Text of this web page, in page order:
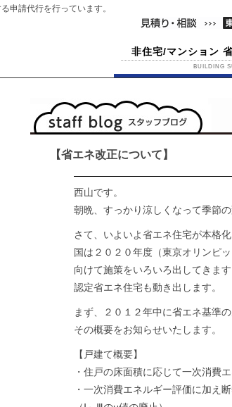
申請代行を行っています。
非住宅/マンション
BUILDING
【省エネ改正について】
西山です。
朝晩、すっかり涼しくなって季節の
さて、いよいよ省エネ住宅が本格化
国は２０２０年度（東京オリンピ
向けて施策をいろいろ出してきま
認定省エネ住宅も動き出します。
まず、２０１２年中に省エネ基準
その概要をお知らせいたします。
【戸建て概要】
・住戸の床面積に応じて一次消費
・一次消費エネルギー評価に加え